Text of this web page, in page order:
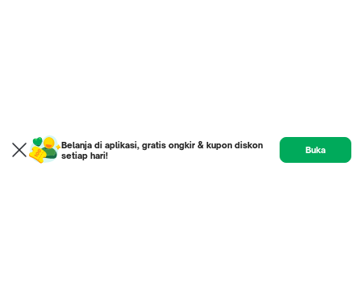
Belanja di aplikasi, gratis ongkir & kupon diskon
setiap hari!
Buka